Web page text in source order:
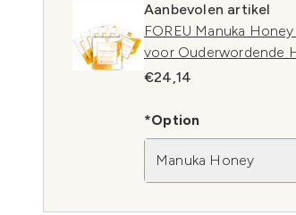
Aanbevolen artikel
FOREU Manuka
voor Ouderwordende
€24,14
*Option
Manuka Honey